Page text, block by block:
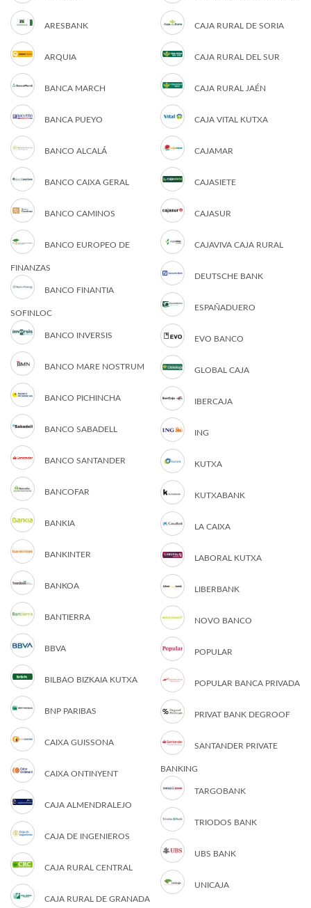
ARESBANK
ARQUIA
BANCA MARCH
BANCA PUEYO
BANCO ALCALÁ
BANCO CAIXA GERAL
BANCO CAMINOS
BANCO EUROPEO DE
FINANZAS
BANCO FINANTIA
SOFINLOC
BANCO INVERSIS
BANCO MARE NOSTRUM
BANCO PICHINCHA
BANCO SABADELL
BANCO SANTANDER
BANCOFAR
BANKIA
BANKINTER
BANKOA
BANTIERRA
BBVA
BILBAO BIZKAIA KUTXA
BNP PARIBAS
CAIXA GUISSONA
CAIXA ONTINYENT
CAJA ALMENDRALEJO
CAJA DE INGENIEROS
CAJA RURAL CENTRAL
CAJA RURAL DE GRANADA
CAJA RURAL DE SORIA
CAJA RURAL DEL SUR
CAJA RURAL JAÉN
CAJA VITAL KUTXA
CAJAMAR
CAJASIETE
CAJASUR
CAJAVIVA CAJA RURAL
DEUTSCHE BANK
ESPAÑADUERO
EVO BANCO
GLOBAL CAJA
IBERCAJA
ING
KUTXA
KUTXABANK
LA CAIXA
LABORAL KUTXA
LIBERBANK
NOVO BANCO
POPULAR
POPULAR BANCA PRIVADA
PRIVAT BANK DEGROOF
SANTANDER PRIVATE
BANKING
TARGOBANK
TRIODOS BANK
UBS BANK
UNICAJA